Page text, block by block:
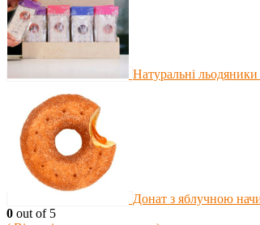
Натуральні
Донат з яблучною
0 out of 5